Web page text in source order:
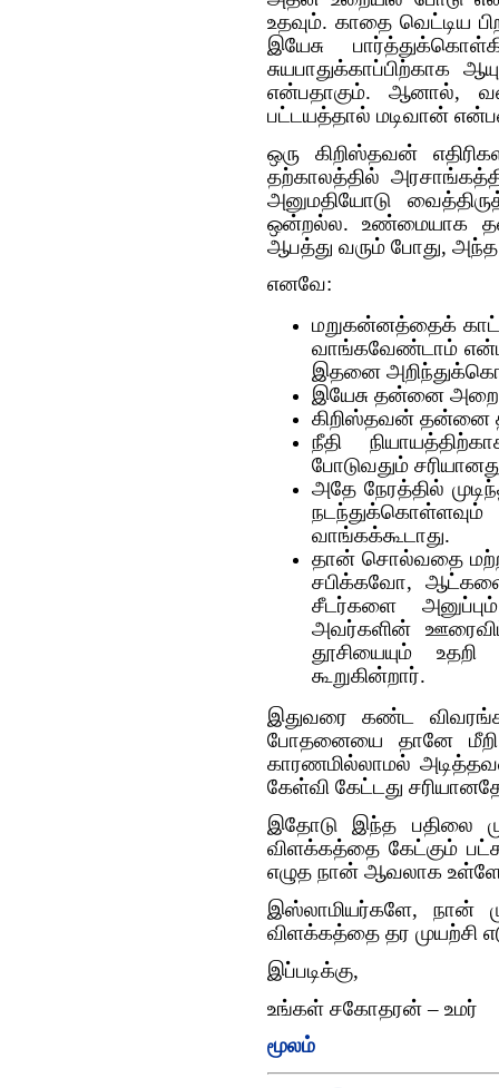
உதவும். காதை வெட்டிய
இயேசு
என்பதாகும். ஆனால்,
பட்டயத்தால் மடிவான்
ஒரு கிறிஸ்தவன்
தற்காலத்தில்
அனுமதியோடு
ஒன்றல்ல. உண்மையாக தன்
ஆபத்து வரும் போது, அந்த
எனவே:
மறுகன்னத்தைக்
வாங்கவேண்டாம்
இதனை
இயேசு தன்னை
கிறிஸ்தவன் தன்னை
நீதி
போடுவதும்
அதே நேரத்தில்
வாங்கக்கூடாது.
தான் சொல்வதை
சபிக்கவோ,
சீடர்களை
அவர்களின்
தூசியையும்
கூறுகின்றார்.
இதுவரை கண்ட
போதனையை தானே மீறி
காரணமில்லாமல்
கேள்வி கேட்டது
இதோடு இந்த பதிலை
விளக்கத்தை கேட்கும்
எழுத நான் ஆவலாக
இஸ்லாமியர்களே, நான்
விளக்கத்தை தர முயற்சி
இப்படிக்கு,
உங்கள் சகோதரன் – உமர்
மூலம்